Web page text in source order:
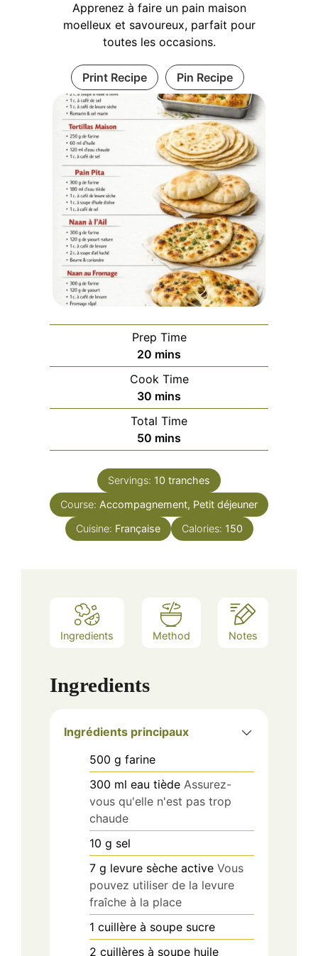
Apprenez à faire un pain maison
moelleux et savoureux, parfait pour
toutes les occasions.
Print Recipe Pin Recipe
Prep Time
20 minutes
mins
Cook Time
30 minutes
mins
Total Time
50 minutes
mins
Servings: 10 tranches
Course: Accompagnement, Petit déjeuner
Cuisine: Française Calories: 150
Ingredients Method Notes
Ingredients
Ingrédients principaux
500 g farine
300 ml eau tiède Assurez-
vous qu'elle n'est pas trop
chaude
10 g sel
7 g levure sèche active Vous
pouvez utiliser de la levure
fraîche à la place
1 cuillère à soupe sucre
2 cuillères à soupe huile